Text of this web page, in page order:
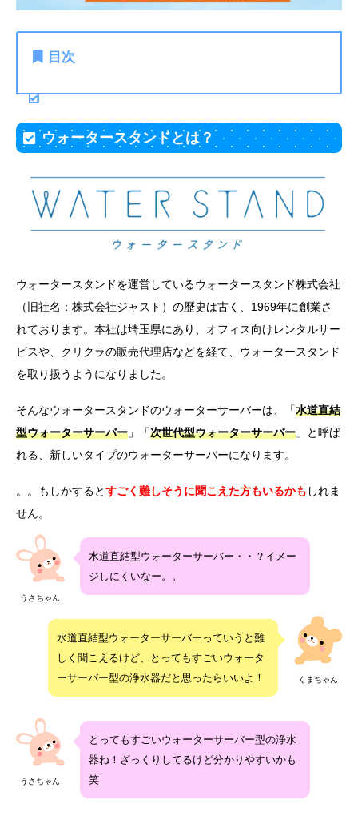
目次
ウォータースタンドとは？
ウォータースタンドを運営しているウォータースタンド株式会社
（旧社名：株式会社ジャスト）の歴史は古く、1969年に創業さ
れております。本社は埼玉県にあり、オフィス向けレンタルサー
ビスや、クリクラの販売代理店などを経て、ウォータースタンド
を取り扱うようになりました。
そんなウォータースタンドのウォーターサーバーは、「水道直結
型ウォーターサーバー 」「次世代型ウォーターサーバー 」と呼ば
れる、新しいタイプのウォーターサーバーになります。
。。もしかするとすごく難しそうに聞こえた方もいるかも しれま
せん。
うさちゃん
水道直結型ウォーターサーバー・・？イメー
ジしにくいなー。。
くまちゃん
水道直結型ウォーターサーバーっていうと難
しく聞こえるけど、とってもすごいウォータ
ーサーバー型の浄水器だと思ったらいいよ！
うさちゃん
とってもすごいウォーターサーバー型の浄水
器ね！ざっくりしてるけど分かりやすいかも
笑